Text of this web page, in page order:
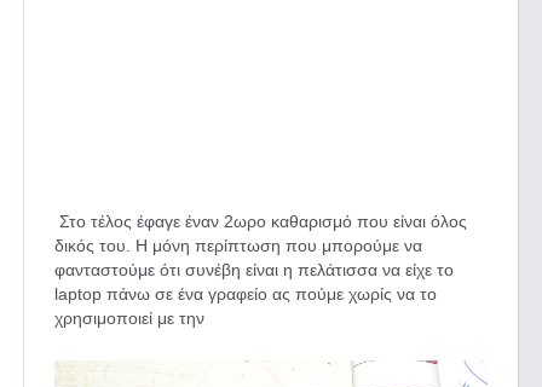
Στο τέλος έφαγε έναν 2ωρο καθαρισμό που είναι όλος
δικός του. Η μόνη περίπτωση που μπορούμε να
φανταστούμε ότι συνέβη είναι η πελάτισσα να είχε το
laptop πάνω σε ένα γραφείο ας πούμε χωρίς να το
χρησιμοποιεί με την